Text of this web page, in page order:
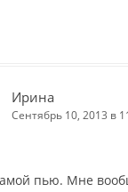
Ирина
Сентябрь 10, 2013 в
пью. Мне